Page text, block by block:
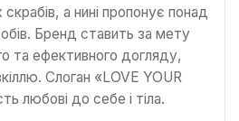
а нині пропонує понад
Бренд ставить за мету
та ефективного догляду,
Слоган «LOVE YOUR
любові до себе і тіла.